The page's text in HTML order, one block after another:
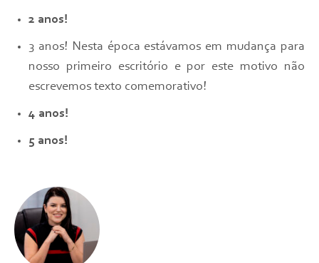
2 anos!
3 anos! Nesta época estávamos em mudança para
nosso primeiro escritório e por este motivo não
escrevemos texto comemorativo!
4 anos!
5 anos!